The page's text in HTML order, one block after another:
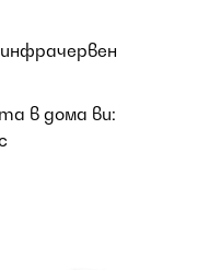
в дома ви: